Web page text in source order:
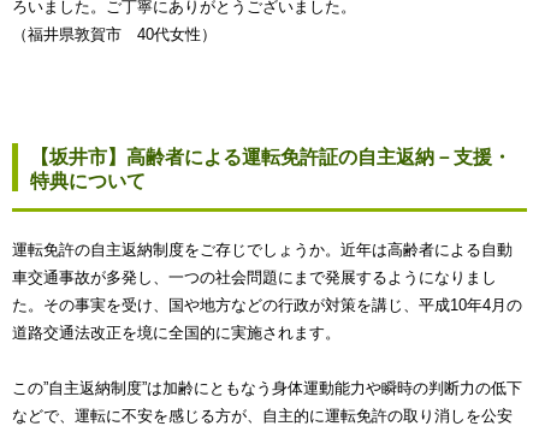
ろいました。ご丁寧にありがとうございました。
（福井県敦賀市 40代女性）
【坂井市】高齢者による運転免許証の自主返納－支援・
特典について
運転免許の自主返納制度をご存じでしょうか。近年は高齢者による自動
車交通事故が多発し、一つの社会問題にまで発展するようになりまし
た。その事実を受け、国や地方などの行政が対策を講じ、平成10年4月の
道路交通法改正を境に全国的に実施されます。
この”自主返納制度”は加齢にともなう身体運動能力や瞬時の判断力の低下
などで、運転に不安を感じる方が、自主的に運転免許の取り消しを公安